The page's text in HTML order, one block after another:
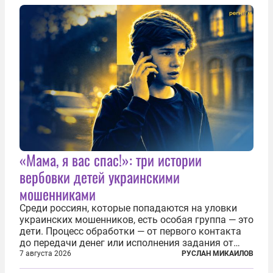
создания в Финляндии шпионской сети, чтобы
следить за...
«Мама, я вас спас!»: три истории
вербовки детей украинскими
мошенниками
Среди россиян, которые попадаются на уловки
украинских мошенников, есть особая группа — это
дети. Процесс обработки — от первого контакта
до передачи денег или исполнения задания от
кураторов может занять от двух часов до
нескольких месяцев. Детей превращают в
7 августа 2026 РУСЛАН МИКАИЛОВ